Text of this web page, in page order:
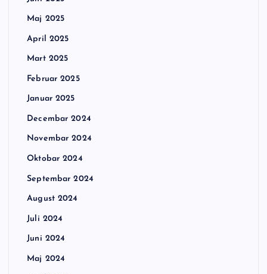
Maj 2025
April 2025
Mart 2025
Februar 2025
Januar 2025
Decembar 2024
Novembar 2024
Oktobar 2024
Septembar 2024
August 2024
Juli 2024
Juni 2024
Maj 2024